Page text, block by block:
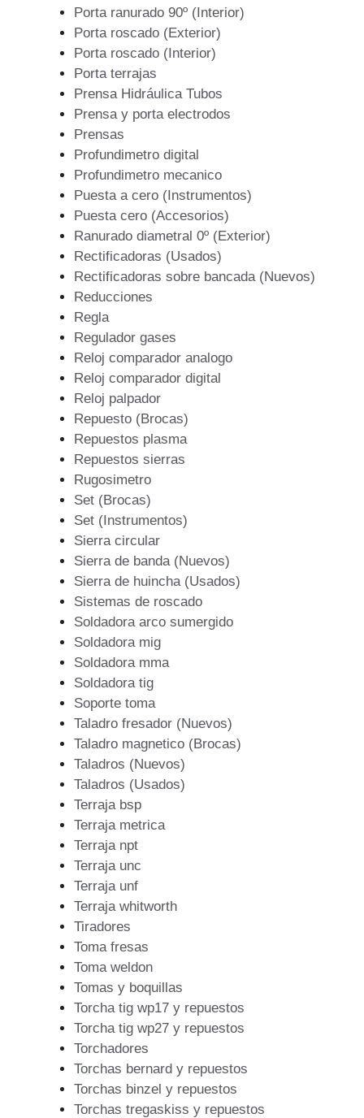
Porta ranurado 90º (Interior)
Porta roscado (Exterior)
Porta roscado (Interior)
Porta terrajas
Prensa Hidráulica Tubos
Prensa y porta electrodos
Prensas
Profundimetro digital
Profundimetro mecanico
Puesta a cero (Instrumentos)
Puesta cero (Accesorios)
Ranurado diametral 0º (Exterior)
Rectificadoras (Usados)
Rectificadoras sobre bancada (Nuevos)
Reducciones
Regla
Regulador gases
Reloj comparador analogo
Reloj comparador digital
Reloj palpador
Repuesto (Brocas)
Repuestos plasma
Repuestos sierras
Rugosimetro
Set (Brocas)
Set (Instrumentos)
Sierra circular
Sierra de banda (Nuevos)
Sierra de huincha (Usados)
Sistemas de roscado
Soldadora arco sumergido
Soldadora mig
Soldadora mma
Soldadora tig
Soporte toma
Taladro fresador (Nuevos)
Taladro magnetico (Brocas)
Taladros (Nuevos)
Taladros (Usados)
Terraja bsp
Terraja metrica
Terraja npt
Terraja unc
Terraja unf
Terraja whitworth
Tiradores
Toma fresas
Toma weldon
Tomas y boquillas
Torcha tig wp17 y repuestos
Torcha tig wp27 y repuestos
Torchadores
Torchas bernard y repuestos
Torchas binzel y repuestos
Torchas tregaskiss y repuestos